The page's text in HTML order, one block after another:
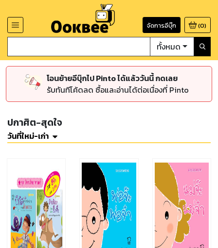
จัดการอีบุ๊ก (0)
ทั้งหมด
โอนย้ายอีบุ๊กไป Pinto ได้แล้ววันนี้ กดเลย
รับทันทีโค้ดลด ซื้อและอ่านได้ต่อเนื่องที่ Pinto
ปกาศิต-สุดใจ
วันที่ใหม่-เก่า